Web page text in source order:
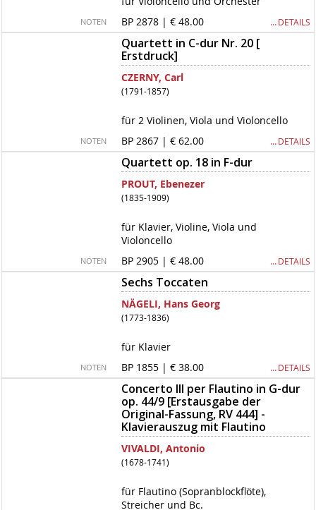
NOTEN BP 2878 | € 48.00 … DETAILS
Quartett in C-dur Nr. 20 [
Erstdruck]
CZERNY, Carl
(1791-1857)
für 2 Violinen, Viola und Violoncello
NOTEN BP 2867 | € 62.00 … DETAILS
Quartett op. 18 in F-dur
PROUT, Ebenezer
(1835-1909)
für Klavier, Violine, Viola und
Violoncello
NOTEN BP 2905 | € 48.00 … DETAILS
Sechs Toccaten
NÄGELI, Hans Georg
(1773-1836)
für Klavier
NOTEN BP 1855 | € 38.00 … DETAILS
Concerto III per Flautino in G-dur
op. 44/9 [Erstausgabe der
Original-Fassung, RV 444] -
Klavierauszug mit Flautino
VIVALDI, Antonio
(1678-1741)
für Flautino (Sopranblockflöte),
Streicher und Bc.